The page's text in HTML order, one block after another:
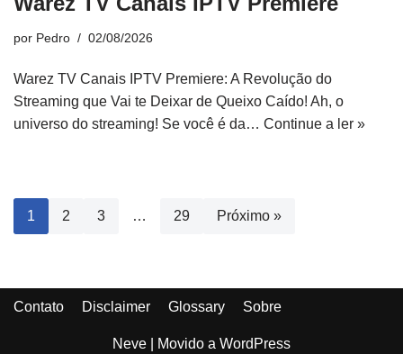
por Pedro 02/08/2026
Warez TV Canais IPTV Premiere: A Revolução do
Streaming que Vai te Deixar de Queixo Caído! Ah, o
universo do streaming! Se você é da… Continue a ler »
1 2 3 … 29 Próximo »
Contato Disclaimer Glossary Sobre
Neve | Movido a WordPress